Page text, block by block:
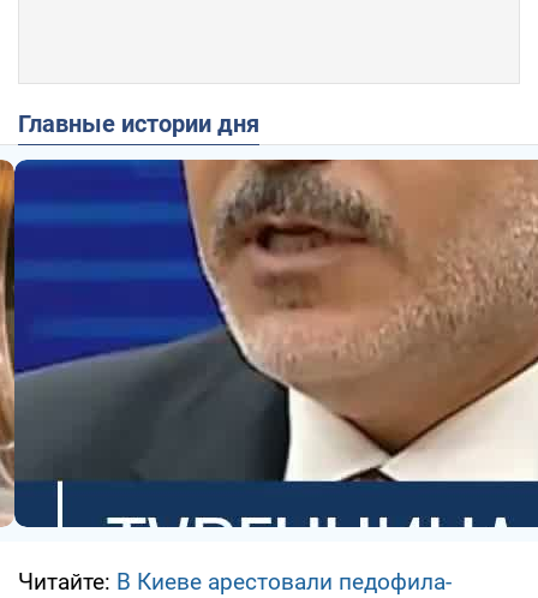
Главные истории дня
Читайте: В Киеве арестовали педофила-